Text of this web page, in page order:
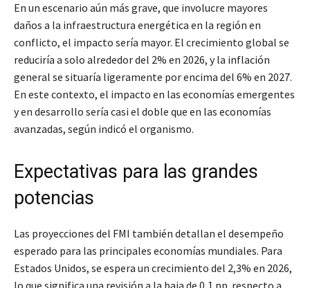
En un escenario aún más grave, que involucre mayores
daños a la infraestructura energética en la región en
conflicto, el impacto sería mayor. El crecimiento global se
reduciría a solo alrededor del 2% en 2026, y la inflación
general se situaría ligeramente por encima del 6% en 2027.
En este contexto, el impacto en las economías emergentes
y en desarrollo sería casi el doble que en las economías
avanzadas, según indicó el organismo.
Expectativas para las grandes
potencias
Las proyecciones del FMI también detallan el desempeño
esperado para las principales economías mundiales. Para
Estados Unidos, se espera un crecimiento del 2,3% en 2026,